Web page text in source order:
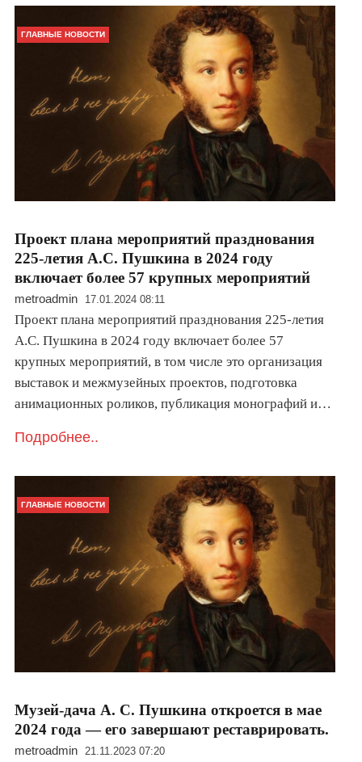
ГЛАВНЫЕ НОВОСТИ
Проект плана мероприятий празднования
225-летия А.С. Пушкина в 2024 году
включает более 57 крупных мероприятий
metroadmin 17.01.2024 08:11
Проект плана мероприятий празднования 225-летия
А.С. Пушкина в 2024 году включает более 57
крупных мероприятий, в том числе это организация
выставок и межмузейных проектов, подготовка
анимационных роликов, публикация монографий и…
Подробнее..
ГЛАВНЫЕ НОВОСТИ
Музей-дача А. С. Пушкина откроется в мае
2024 года — его завершают реставрировать.
metroadmin 21.11.2023 07:20